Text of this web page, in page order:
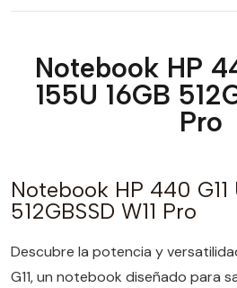
Notebook HP
155U 16GB
Pro
Notebook HP 440 G11
512GBSSD W11 Pro
Descubre la potencia y
G11, un notebook diseñado para